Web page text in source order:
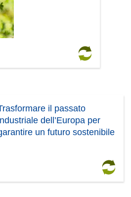
il passato
dell’Europa per
un futuro sostenibile